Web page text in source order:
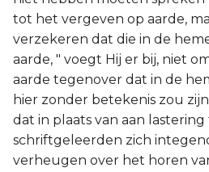
tot het vergeven op aarde,
verzekeren dat die in de
aarde, " voegt Hij er bij, niet
aarde tegenover dat in de
hier zonder betekenis zou
dat in plaats van aan
schriftgeleerden zich
verheugen over het horen